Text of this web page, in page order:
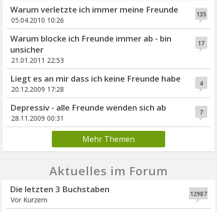
135
Warum verletzte ich immer meine Freunde
05.04.2010 10:26
17
Warum blocke ich Freunde immer ab - bin
unsicher
21.01.2011 22:53
4
Liegt es an mir dass ich keine Freunde habe
20.12.2009 17:28
7
Depressiv - alle Freunde wenden sich ab
28.11.2009 00:31
Mehr Themen
Aktuelles im Forum
12987
Die letzten 3 Buchstaben
Vor Kurzem